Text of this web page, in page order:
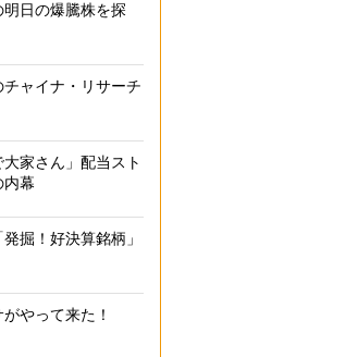
明日の爆騰株を探
チャイナ・リサーチ
大家さん」配当スト
内幕
掘！好決算銘柄」
やって来た！